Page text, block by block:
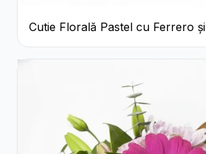
Cutie Florală Pastel cu Ferrero și
Raffaello